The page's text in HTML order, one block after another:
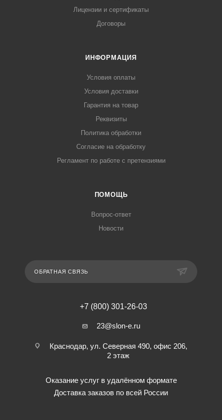
Лицензии и сертификаты
Договоры
ИНФОРМАЦИЯ
Условия оплаты
Условия доставки
Гарантия на товар
Реквизиты
Политика обработки
Согласие на обработку
Регламент по работе с претензиями
ПОМОЩЬ
Вопрос-ответ
Новости
ОБРАТНАЯ СВЯЗЬ
+7 (800) 301-26-03
23@slon-e.ru
Краснодар, ул. Северная 490, офис 206,
2 этаж
Оказание услуг в удалённом формате
Доставка заказов по всей России